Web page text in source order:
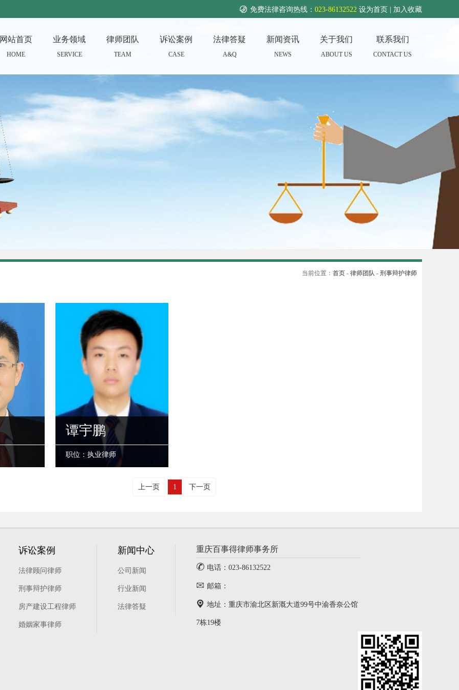
 免费法律咨询热线： 023-86132522 设为首页 | 加入收藏
网站首页
HOME
业务领域
SERVICE
律师团队
TEAM
诉讼案例
CASE
法律答疑
A&Q
新闻资讯
NEWS
关于我们
ABOUT US
联系我们
CONTACT US
当前位置： 首页 - 律师团队 - 刑事辩护律师
谭宇鹏
职位：执业律师
上一页 1 下一页
诉讼案例
法律顾问律师
刑事辩护律师
房产建设工程律师
婚姻家事律师
新闻中心
公司新闻
行业新闻
法律答疑
重庆百事得律师事务所
 电话：023-86132522
 邮箱：
 地址：重庆市渝北区新溉大道99号中渝香奈公馆
7栋19楼